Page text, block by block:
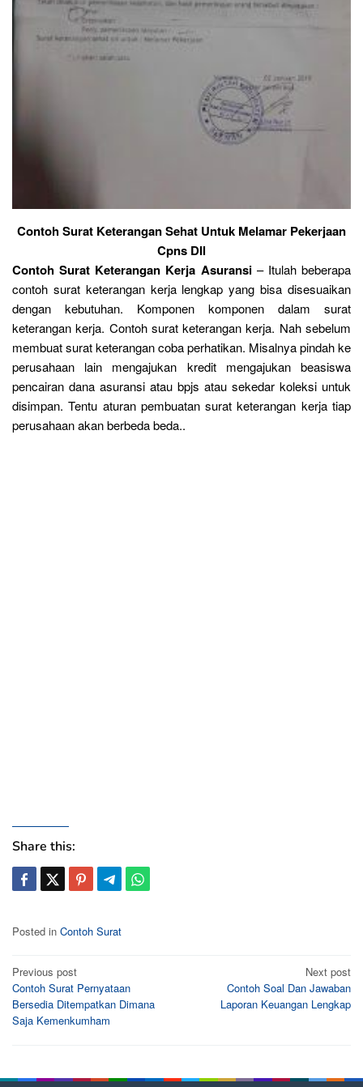
Contoh Surat Keterangan Sehat Untuk Melamar Pekerjaan
Cpns Dll
Contoh Surat Keterangan Kerja Asuransi– Itulah beberapa
contoh surat keterangan kerja lengkap yang bisa disesuaikan
dengan kebutuhan. Komponen komponen dalam surat
keterangan kerja. Contoh surat keterangan kerja. Nah sebelum
membuat surat keterangan coba perhatikan. Misalnya pindah ke
perusahaan lain mengajukan kredit mengajukan beasiswa
pencairan dana asuransi atau bpjs atau sekedar koleksi untuk
disimpan. Tentu aturan pembuatan surat keterangan kerja tiap
perusahaan akan berbeda beda..
Share this:
Posted in Contoh Surat
Post
navigation
Previous post
Contoh Surat Pernyataan
Bersedia Ditempatkan Dimana
Saja Kemenkumham
Next post
Contoh Soal Dan Jawaban
Laporan Keuangan Lengkap